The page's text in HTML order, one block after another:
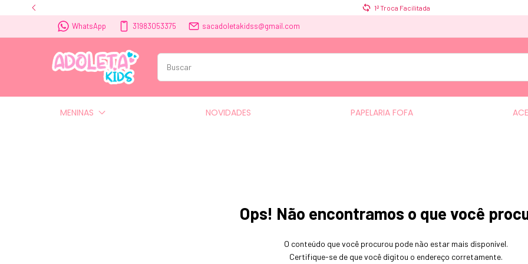
1ª Troca Facilitada
WhatsApp 31983053375 sacadoletakidss@gmail.com
MENINAS NOVIDADES PAPELARIA FOFA
Ops! Não encontramos o que você
O conteúdo que você procurou pode não estar mais disponível.
Certifique-se de que você digitou o endereço corretamente.